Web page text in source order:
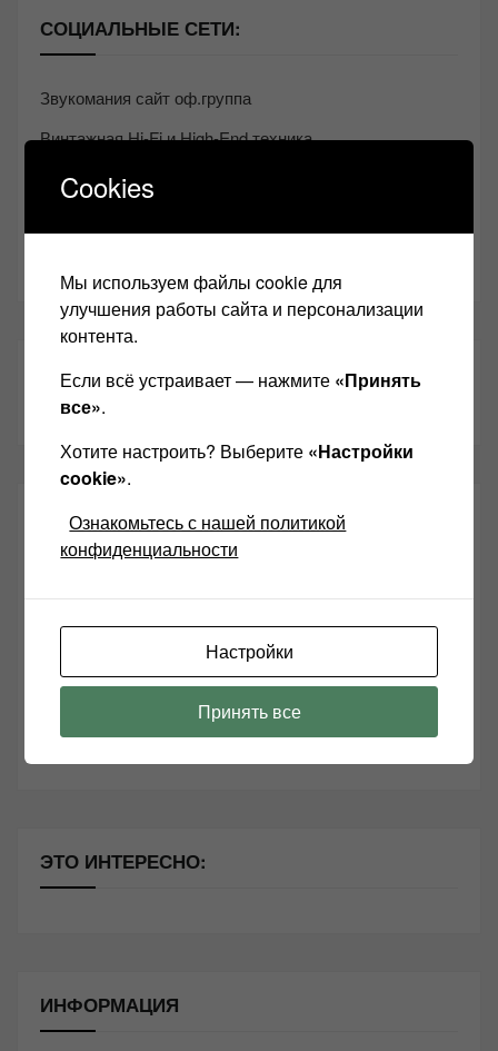
СОЦИАЛЬНЫЕ СЕТИ:
Звукомания сайт оф.группа
Винтажная Hi-Fi и High-End техника
Контакт
ТАКЖЕ ЧИТАЕМ:
СВЕЖИЕ ЗАПИСИ
Чем дороже аудиотехника, тем лучше звучит?
10 способов оптимизации потоковой музыки
ЭТО ИНТЕРЕСНО:
ИНФОРМАЦИЯ
Cookies
Мы используем файлы cookie для
улучшения работы сайта и персонализации
контента.
Если всё устраивает — нажмите «Принять
все».
Хотите настроить? Выберите «Настройки
cookie».
Ознакомьтесь с нашей политикой
конфиденциальности
Настройки
Принять все